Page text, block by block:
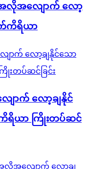
အလိုအလျောက် လော့
ကိရိယာ
ာက် လော့ချနိုင်
ရိယာ ကြိုးတပ်ဆင်